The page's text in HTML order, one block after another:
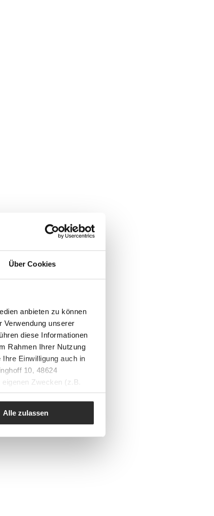
Über Cookies
anbieten zu können
Verwendung unserer
diese Informationen
Rahmen Ihrer Nutzung
Einwilligung auch in
10, 48624
Zwecken (z.B.
Alle zulassen